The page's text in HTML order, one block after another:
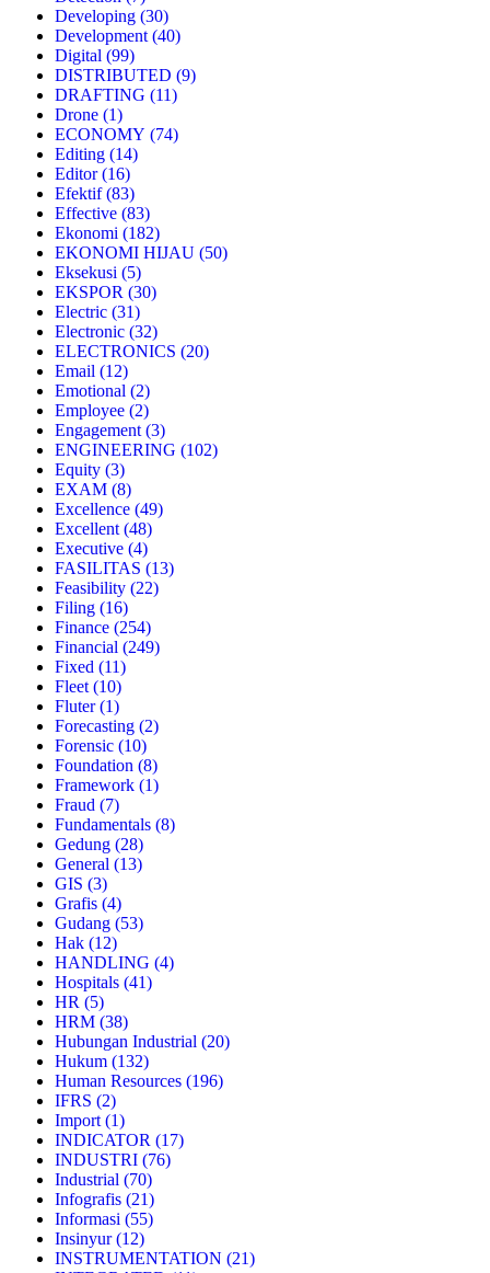
Developing (30)
Development (40)
Digital (99)
DISTRIBUTED (9)
DRAFTING (11)
Drone (1)
ECONOMY (74)
Editing (14)
Editor(16)
Efektif(83)
Effective (83)
Ekonomi (182)
EKONOMI HIJAU (50)
Eksekusi (5)
EKSPOR (30)
Electric (31)
Electronic (32)
ELECTRONICS (20)
Email (12)
Emotional (2)
Employee (2)
Engagement (3)
ENGINEERING (102)
Equity (3)
EXAM (8)
Excellence (49)
Excellent (48)
Executive (4)
FASILITAS (13)
Feasibility (22)
Filing (16)
Finance (254)
Financial (249)
Fixed (11)
Fleet (10)
Fluter(1)
Forecasting (2)
Forensic (10)
Foundation (8)
Framework (1)
Fraud (7)
Fundamentals (8)
Gedung (28)
General (13)
GIS (3)
Grafis (4)
Gudang (53)
Hak (12)
HANDLING (4)
Hospitals (41)
HR (5)
HRM (38)
Hubungan Industrial (20)
Hukum (132)
Human Resources (196)
IFRS (2)
Import (1)
INDICATOR (17)
INDUSTRI (76)
Industrial (70)
Infografis (21)
Informasi (55)
Insinyur(12)
INSTRUMENTATION (21)